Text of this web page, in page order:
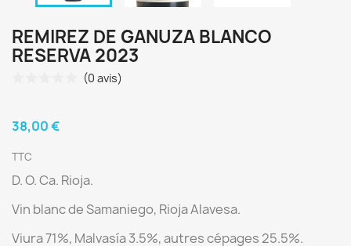
REMIREZ DE GANUZA BLANCO
RESERVA 2023
(0 avis)
38,00 €
TTC
D. O. Ca. Rioja.
Vin blanc deSamaniego, Rioja Alavesa.
Viura 71%, Malvasía 3.5%, autres cépages 25.5%.